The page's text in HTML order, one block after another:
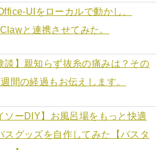
UIをローカルで動かし、
と連携させてみた。
談】親知らず抜糸の痛みは？その
間の経過もお伝えします。
ソーDIY】お風呂場をもっと快適
スグッズを自作してみた【バスタ